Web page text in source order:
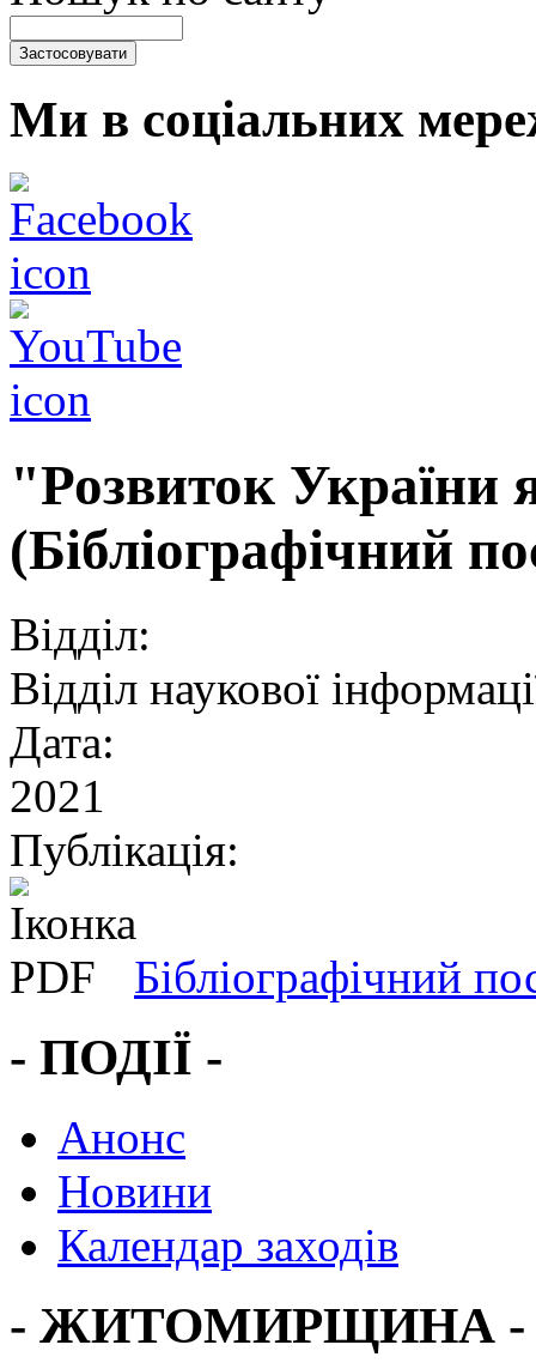
Ми в соціальних
"Розвиток України
(Бібліографічний
Відділ:
Відділ наукової
Дата:
2021
Публікація:
Бібліографічний
- ПОДІЇ -
Анонс
Новини
Календар заходів
- ЖИТОМИРЩИНА -